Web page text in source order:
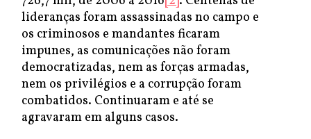
lideranças foram assassinadas no campo e
os criminosos e mandantes ficaram
impunes, as comunicações não foram
democratizadas, nem as forças armadas,
nem os privilégios e a corrupção foram
combatidos. Continuaram e até se
agravaram em alguns casos.